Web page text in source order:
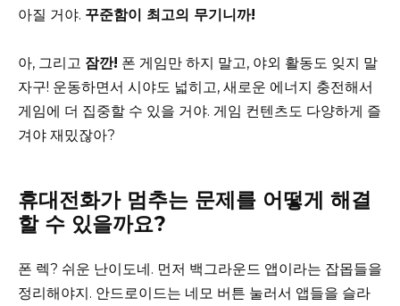
아질 거야. 꾸준함이 최고의 무기니까!
아, 그리고 잠깐! 폰 게임만 하지 말고, 야외 활동도 잊지 말
자구! 운동하면서 시야도 넓히고, 새로운 에너지 충전해서
게임에 더 집중할 수 있을 거야. 게임 컨텐츠도 다양하게 즐
겨야 재밌잖아?
휴대전화가 멈추는 문제를 어떻게 해결
할 수 있을까요?
폰 렉? 쉬운 난이도네. 먼저 백그라운드 앱이라는 잡몹들을
정리해야지. 안드로이드는 네모 버튼 눌러서 앱들을 슬라